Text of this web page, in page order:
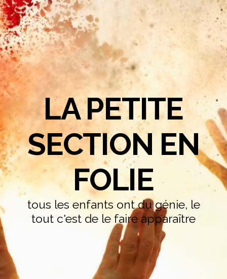
LA PETITE
SECTION EN
FOLIE
tous les enfants ont du génie, le
tout c'est de le faire apparaître